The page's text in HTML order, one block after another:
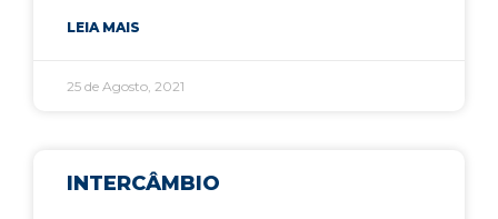
LEIA MAIS
25 de Agosto, 2021
INTERCÂMBIO